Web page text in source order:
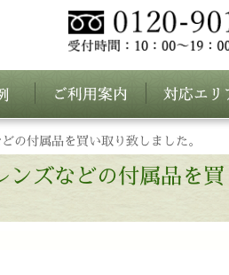
付属品を買い取り致しました。
ズなどの付属品を買